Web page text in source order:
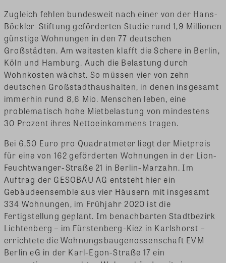
Zugleich fehlen bundesweit nach einer von der Hans-
Böckler-Stiftung geförderten Studie rund 1,9 Millionen
günstige Wohnungen in den 77 deutschen
Großstädten. Am weitesten klafft die Schere in Berlin,
Köln und Hamburg. Auch die Belastung durch
Wohnkosten wächst. So müssen vier von zehn
deutschen Großstadthaushalten, in denen insgesamt
immerhin rund 8,6 Mio. Menschen leben, eine
problematisch hohe Mietbelastung von mindestens
30 Prozent ihres Nettoeinkommens tragen.
Bei 6,50 Euro pro Quadratmeter liegt der Mietpreis
für eine von 162 geförderten Wohnungen in der Lion-
Feuchtwanger-Straße 21 in Berlin-Marzahn. Im
Auftrag der GESOBAU AG entsteht hier ein
Gebäudeensemble aus vier Häusern mit insgesamt
334 Wohnungen, im Frühjahr 2020 ist die
Fertigstellung geplant. Im benachbarten Stadtbezirk
Lichtenberg – im Fürstenberg-Kiez in Karlshorst –
errichtete die Wohnungsbaugenossenschaft EVM
Berlin eG in der Karl-Egon-Straße 17 ein